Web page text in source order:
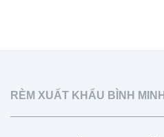
RÈM XUẤT KHẨU BÌNH MINH